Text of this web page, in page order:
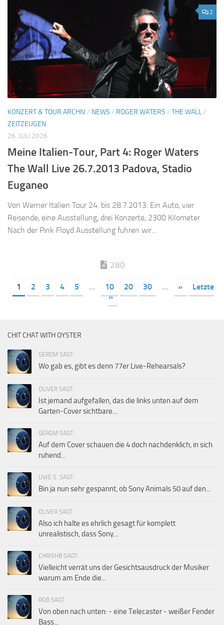
2
KONZERT & TOUR ARCHIV/ NEWS / ROGER WATERS / THE WALL/
ZEITZEUGEN
26. JULI 2026
Meine Italien-Tour, Part 4: Roger Waters
The Wall Live 26.7.2013 Padova, Stadio
Euganeo
Von Werner Italien Tour 24. bis 28.7.2013: Ein Auto, vier
Reisende, eine Ausstellung, drei Konzerte, 2300 Kilometer
Nach der Pink Floyd Ausstellung fuhren wir...
280
1 2 3 4 5 ... 10 20 30 ... »
Letzte
»
CHIT CHAT WITH OYSTER
GERDM SAGT:
Wo gab es, gibt es denn 77er Live-Rehearsals?
OLIVER SAGT:
Ist jemand aufgefallen, das die links unten auf dem
Garten-Cover sichtbare...
GERDM SAGT:
Auf dem Cover schauen die 4 doch nachdenklich, in sich
ruhend...
UWE S. SAGT:
Bin ja nun sehr gespannt, ob Sony Animals 50 auf den...
OLIVER SAGT:
Also ich halte es ehrlich gesagt für komplett
unrealistisch, dass Sony...
CHRISHB SAGT:
Vielleicht verrät uns der Gesichtsausdruck der Musiker
warum am Ende die...
ROB SAGT:
Von oben nach unten: - eine Telecaster - weißer Fender
Bass...